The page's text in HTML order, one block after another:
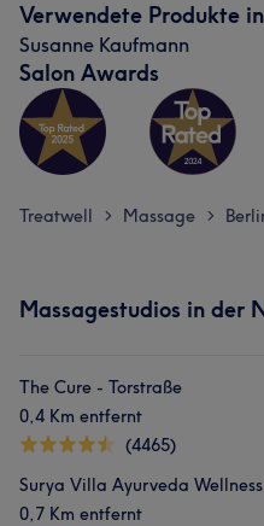
Verwendete Produkte
Susanne Kaufmann
Salon Awards
Treatwell > Massage >
Massagestudios in der
The Cure - Torstraße
0,4 Km entfernt
(4465)
Surya Villa Ayurveda
0,7 Km entfernt